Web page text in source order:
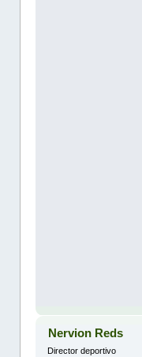
Nervion Reds
Director deportivo